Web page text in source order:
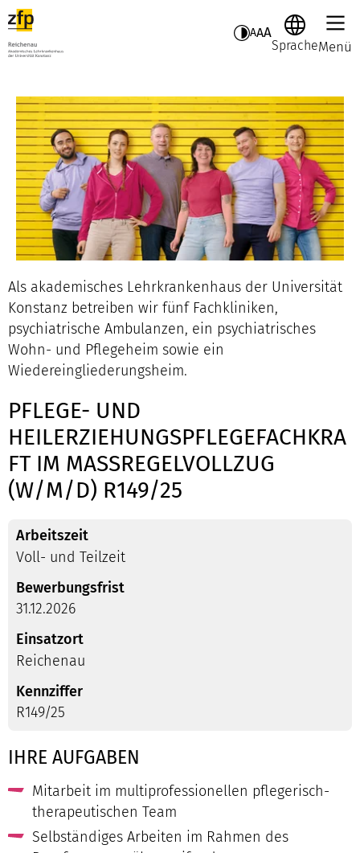
AAA
SpracheMenü
Als akademisches Lehrkrankenhaus der Universität
Konstanz betreiben wir fünf Fachkliniken,
psychiatrische Ambulanzen, ein psychiatrisches
Wohn- und Pflegeheim sowie ein
Wiedereingliederungsheim.
PFLEGE- UND
HEILERZIEHUNGSPFLEGEFACHKRA
FT IM MASSREGELVOLLZUG (
W/M/D) R149/25
Arbeitszeit
Voll- und Teilzeit
Bewerbungsfrist
31.12.2026
Einsatzort
Reichenau
Kennziffer
R149/25
IHRE AUFGABEN
Mitarbeit im multiprofessionellen pflegerisch-
therapeutischen Team
Selbständiges Arbeiten im Rahmen des